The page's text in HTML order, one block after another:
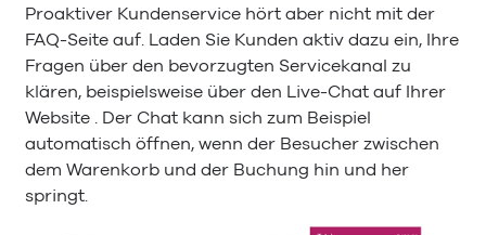
Proaktiver Kundenservice hört aber nicht mit der
FAQ-Seite auf. Laden Sie Kunden aktiv dazu ein, Ihre
Fragen über den bevorzugten Servicekanal zu
klären, beispielsweise über den Live-Chat auf Ihrer
Website . Der Chat kann sich zum Beispiel
automatisch öffnen, wenn der Besucher zwischen
dem Warenkorb und der Buchung hin und her
springt.